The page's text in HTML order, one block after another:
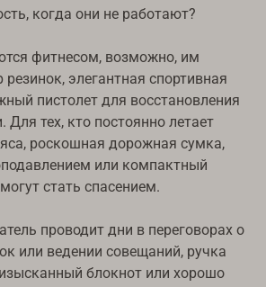
когда они не работают?
фитнесом, возможно, им
резинок, элегантная спортивная
пистолет для восстановления
Для тех, кто постоянно летает
роскошная дорожная сумка,
или компактный
стать спасением.
проводит дни в переговорах о
или ведении совещаний, ручка
блокнот или хорошо